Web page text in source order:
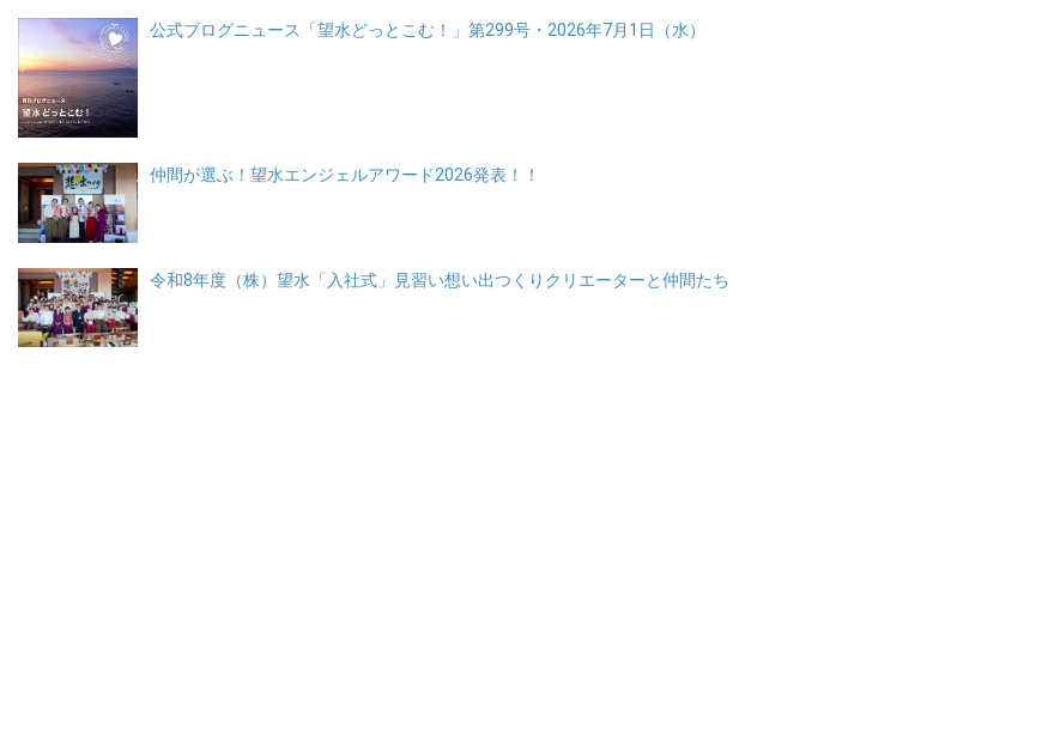
公式ブログニュース「望水どっとこむ！」第299号・2026年7月1日（水）
仲間が選ぶ！望水エンジェルアワード2026発表！！
令和8年度（株）望水「入社式」見習い想い出つくりクリエーターと仲間たち